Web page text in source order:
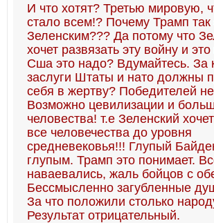
И что хотят? Третью мировую,
стало всем!? Почему Трамп
Зеленским??? Да потому что
хочет развязать эту войну и это
Сша это надо? Вдумайтесь. За
заслуги Штаты и нато должны
себя в жертву? Победителей не
Возможно цевилизации и
человества! т.е Зеленский
все человечества до уровня
средневековья!!! Глупый
глупым. Трамп это понимает.
наваевались, жаль бойцов с
Бессмысленно загубленные
За что положили столько
Результат отрицательный.